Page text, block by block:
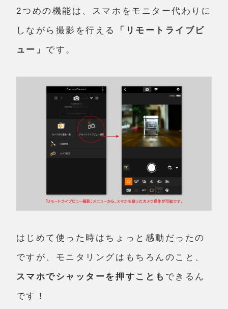
2つめの機能は、スマホをモニター代わりに
しながら撮影を行える
「リモートライブビ
ュー」 です。
はじめて使った時はちょっと感動だったの
ですが、モニタリングはもちろんのこと、
スマホでシャッターを押すことも できるん
です！